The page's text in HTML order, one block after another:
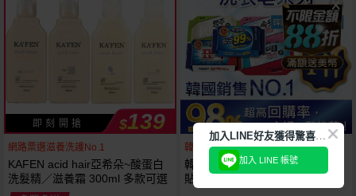
即 刻 開 搶 $139
網路票選滋養洗護No.1
KAFEN acid hair亞希朵~酸蛋白
洗髮精／滋養霜 300ml 多款可選
韓國銷售第一天然品牌
韓國 無瓊花~抗菌洗衣皂／女性
貼身衣物去污皂／衣襪去污皂／
加
入LINE好友獲得驚喜折扣!
加入 LINE 帳號